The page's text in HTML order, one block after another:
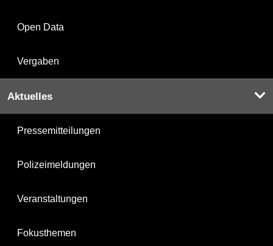
Open Data
Vergaben
Aktuelles
Pressemitteilungen
Polizeimeldungen
Veranstaltungen
Fokusthemen